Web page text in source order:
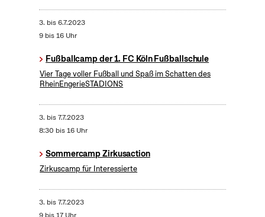
3. bis6.7.2023
9 bis 16 Uhr
Fußballcamp der 1. FC Köln Fußballschule
Vier Tage voller Fußball und Spaß im Schatten des
RheinEngerieSTADIONS
3. bis7.7.2023
8:30 bis 16 Uhr
Sommercamp Zirkusaction
Zirkuscamp für Interessierte
3. bis7.7.2023